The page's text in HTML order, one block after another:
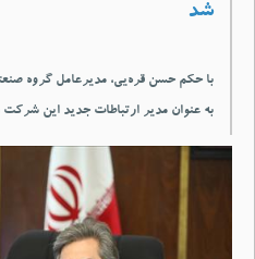
شد
با حکم حسن قره‌یی، مدیرعامل گروه
به عنوان مدیر ارتباطات جدید این